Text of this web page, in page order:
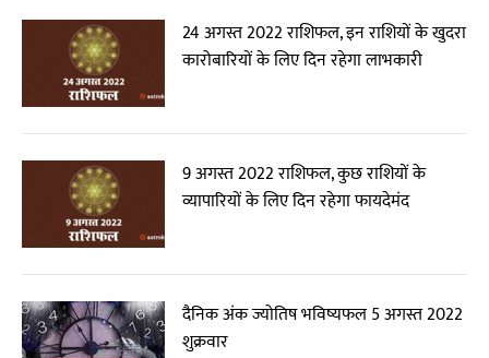
24 अगस्त 2022 राशिफल, इन राशियों के खुदरा
कारोबारियों के लिए दिन रहेगा लाभकारी
9 अगस्त 2022 राशिफल, कुछ राशियों के
व्यापारियों के लिए दिन रहेगा फायदेमंद
दैनिक अंक ज्योतिष भविष्यफल 5 अगस्त 2022
शुक्रवार